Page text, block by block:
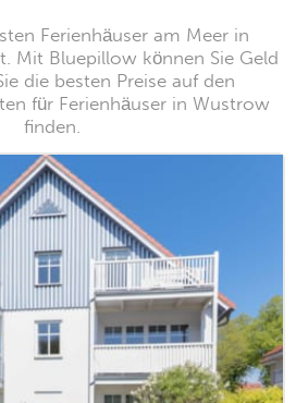
Ferienhäuser am Meer in
Mit Bluepillow können Sie Geld
die besten Preise auf den
für Ferienhäuser in Wustrow
finden.